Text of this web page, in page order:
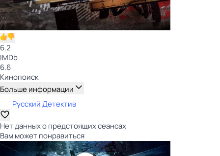
6.2
IMDb
6.6
Кинопоиск
Больше информации
Русский Детектив
Нет данных о предстоящих сеансах
Вам может понравиться